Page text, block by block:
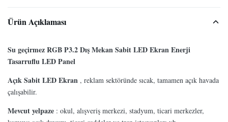
Ürün Açıklaması
Su geçirmez RGB P3.2 Dış Mekan Sabit LED Ekran Enerji
Tasarruflu LED Panel
Açık Sabit LED Ekran , reklam sektöründe sıcak, tamamen açık havada
çalışabilir.
Mevcut yelpaze : okul, alışveriş merkezi, stadyum, ticari merkezler,